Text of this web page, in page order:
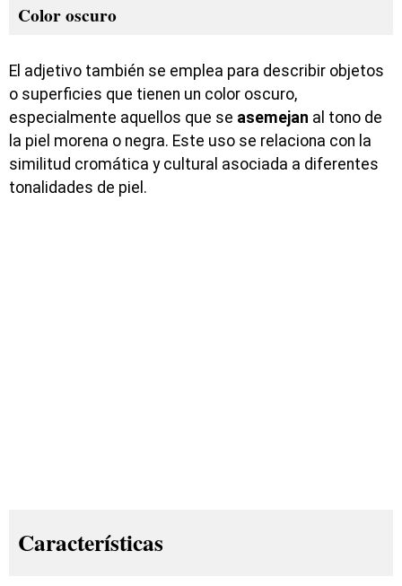
Color oscuro
El adjetivo también se emplea para describir objetos
o superficies que tienen un color oscuro,
especialmente aquellos que se asemejan al tono de
la piel morena o negra. Este uso se relaciona con la
similitud cromática y cultural asociada a diferentes
tonalidades de piel.
Características